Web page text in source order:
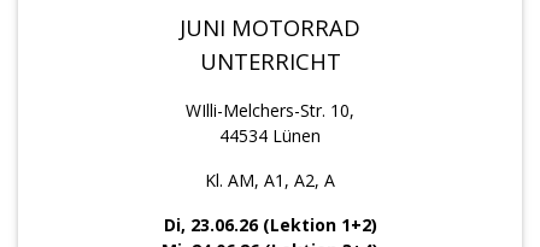
JUNI MOTORRAD
UNTERRICHT
WIlli-Melchers-Str. 10,
44534 Lünen
Kl. AM, A1, A2, A
Di, 23.06.26 (Lektion 1+2)